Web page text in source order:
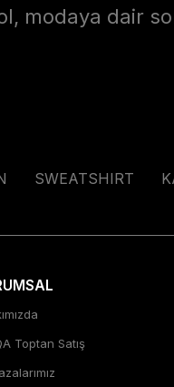
modaya dair
SWEATSHIRT
Toptan Satış